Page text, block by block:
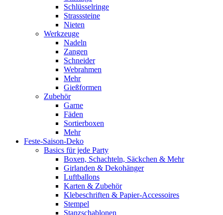
Schlüsselringe
Strasssteine
Nieten
Werkzeuge
Nadeln
Zangen
Schneider
Webrahmen
Mehr
Gießformen
Zubehör
Garne
Fäden
Sortierboxen
Mehr
Feste-Saison-Deko
Basics für jede Party
Boxen, Schachteln, Säckchen & Mehr
Girlanden & Dekohänger
Luftballons
Karten & Zubehör
Klebeschriften & Papier-Accessoires
Stempel
Stanzschablonen